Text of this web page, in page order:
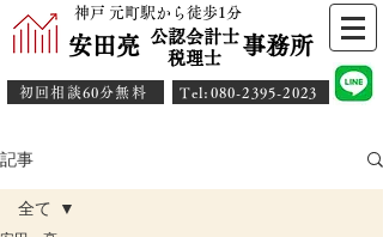
神戸 元町駅から徒歩1分
安田亮 事務所
公認会計士
​税理士
初回相談60分無料 ​Tel:080-2395-2023
記事
全て